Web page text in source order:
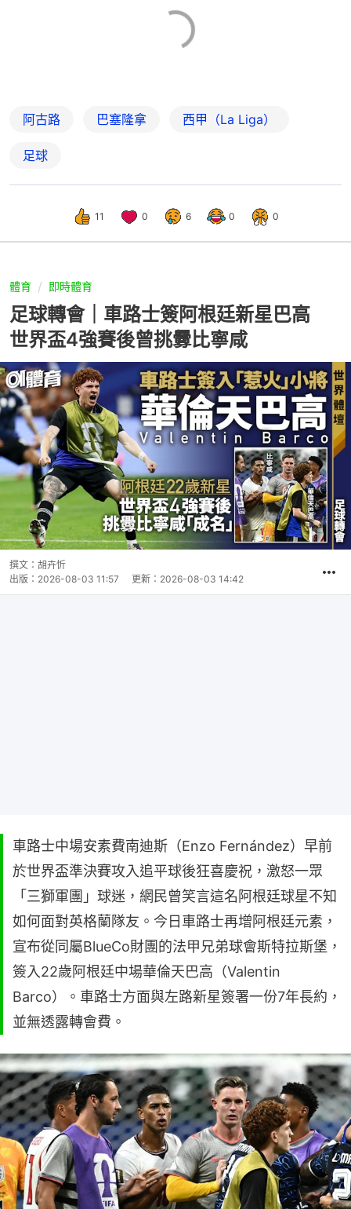
阿古路 巴塞隆拿 西甲（La Liga）
足球
11 0 6 0 0
體育 即時體育
足球轉會｜車路士簽阿根廷新星巴高
世界盃4強賽後曾挑釁比寧咸
撰文： 胡卉忻
出版： 2026-08-03 11:57 更新： 2026-08-03 14:42
車路士中場安素費南迪斯（Enzo Fernández）早前
於世界盃準決賽攻入追平球後狂喜慶祝，激怒一眾
「三獅軍團」球迷，網民曾笑言這名阿根廷球星不知
如何面對英格蘭隊友。今日車路士再增阿根廷元素，
宣布從同屬BlueCo財團的法甲兄弟球會斯特拉斯堡，
簽入22歲阿根廷中場華倫天巴高（Valentin
Barco）。車路士方面與左路新星簽署一份7年長約，
並無透露轉會費。